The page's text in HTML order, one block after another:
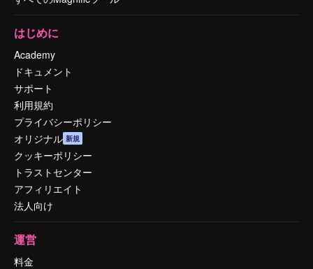
はじめに
Academy
ドキュメント
サポート
利用規約
プライバシーポリシー
オリジナル 新規
クッキーポリシー
トラストセンター
アフィリエイト
法人向け
運営
料金